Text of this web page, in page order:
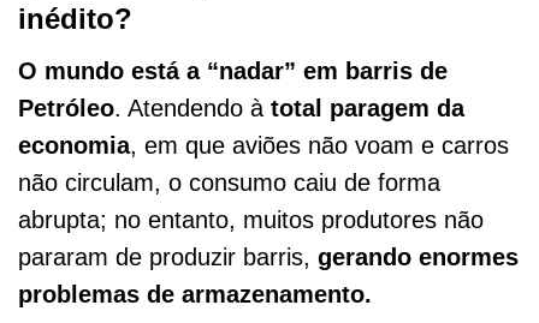
inédito?
O mundo está a “nadar” em barris de
Petróleo. Atendendo à total paragem da
economia, em que aviões não voam e carros
não circulam, o consumo caiu de forma
abrupta; no entanto, muitos produtores não
pararam de produzir barris, gerando enormes
problemas de armazenamento.